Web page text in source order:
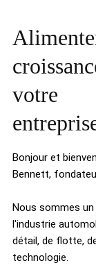
votre
Bonjour et
Bennett,
Nous sommes
l'industrie
détail, de flotte,
technologie.